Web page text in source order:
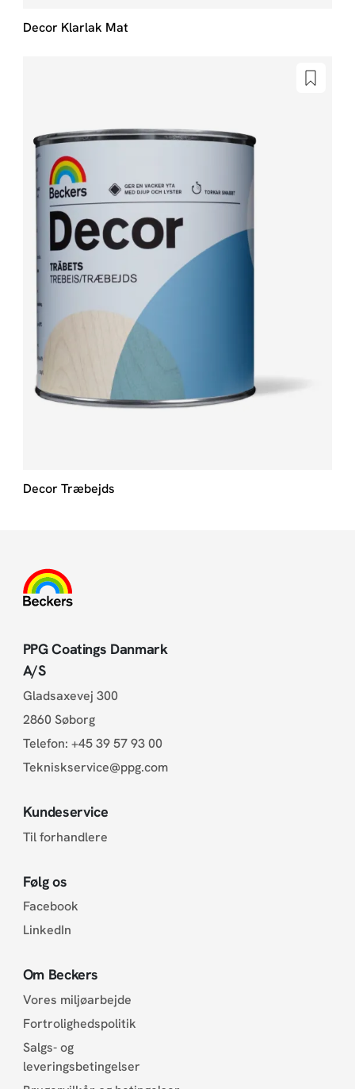
Decor Klarlak Mat
Decor Træbejds
PPG Coatings Danmark
A/S
Gladsaxevej 300
2860 Søborg
Telefon: +45 39 57 93 00
Tekniskservice@ppg.com
Kundeservice
Til forhandlere
Følg os
Facebook
LinkedIn
Om Beckers
Vores miljøarbejde
Fortrolighedspolitik
Salgs- og
leveringsbetingelser